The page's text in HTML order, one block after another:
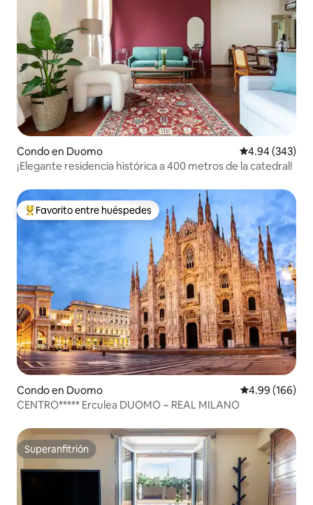
Condo en Duomo Calificación
4.94 (343)
¡Elegante residencia histórica a 400 metros de la catedral!
Favorito entre huéspedes preferido
Favorito entre huéspedes
Condo en Duomo Calificación
4.99 (166)
CENTRO***** Erculea DUOMO ~ REAL MILANO
Superanfitrión
Superanfitrión